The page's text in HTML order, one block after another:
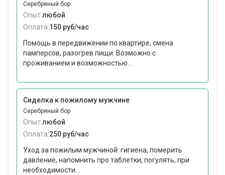
Серебряный бор
Опыт:любой
Оплата:150 руб/час
Помощь в передвижении по квартире, смена
памперсов, разогрев пищи. Возможно с
проживанием и возможностью...
Сиделка к пожилому мужчине
Серебряный бор
Опыт:любой
Оплата:250 руб/час
Уход за пожилым мужчиной: гигиена, померить
давление, напомнить про таблетки, погулять, при
необходимости...